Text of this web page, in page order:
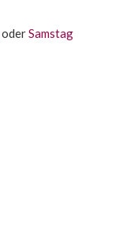
oderSamstag